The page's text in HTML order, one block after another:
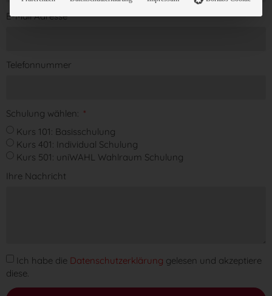
E-Mail Adresse
Telefonnummer
Schulung wählen:
Kurs 101: Basisschulung
Kurs 401: Individual Schulung
Kurs 501: uniWAHL Wahlraum Schulung
Ihre Nachricht
Ich habe die Datenschutzerklärung gelesen und akzeptiere
diese.